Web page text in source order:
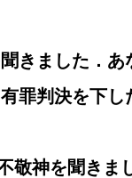
きました．
罪判決を下
敬神を聞きま